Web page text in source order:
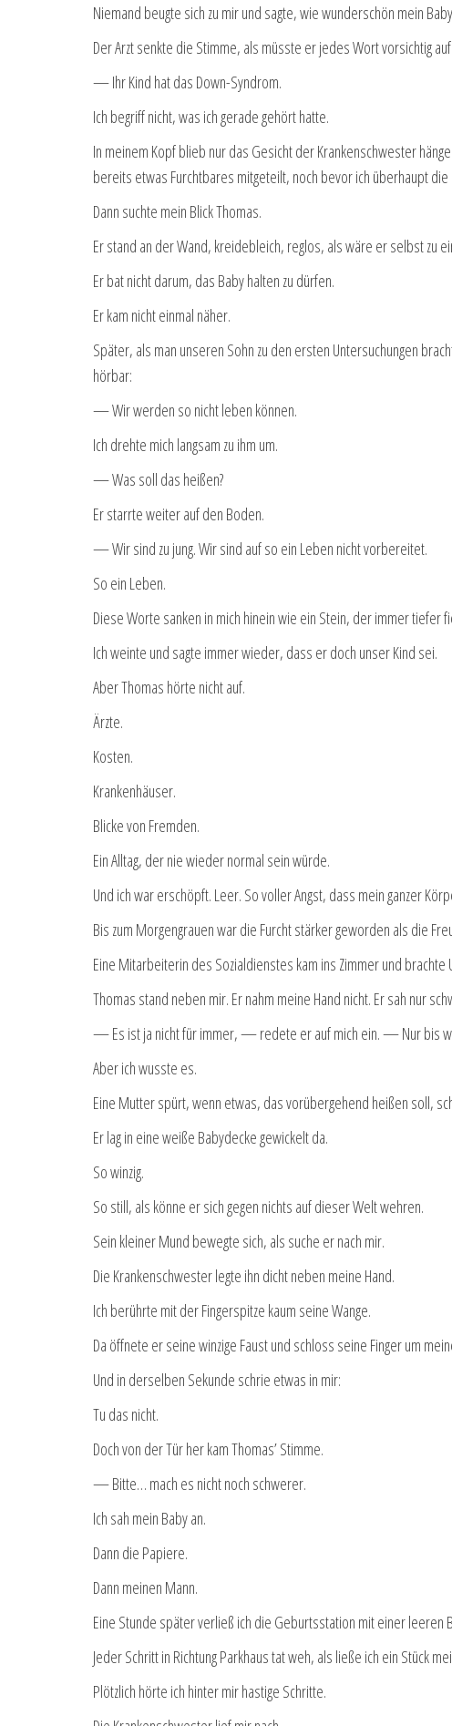
Niemand beugte sich zu mir und sagte, wie wunderschön mein
Der Arzt senkte die Stimme, als müsste er jedes Wort vorsichtig
— Ihr Kind hat das Down-Syndrom.
Ich begriff nicht, was ich gerade gehört hatte.
In meinem Kopf blieb nur das Gesicht der Krankenschwester
bereits etwas Furchtbares mitgeteilt, noch bevor ich überhaupt
Dann suchte mein Blick Thomas.
Er stand an der Wand, kreidebleich, reglos, als wäre er selbst zu
Er bat nicht darum, das Baby halten zu dürfen.
Er kam nicht einmal näher.
Später, als man unseren Sohn zu den ersten Untersuchungen
hörbar:
— Wir werden so nicht leben können.
Ich drehte mich langsam zu ihm um.
— Was soll das heißen?
Er starrte weiter auf den Boden.
— Wir sind zu jung. Wir sind auf so ein Leben nicht vorbereitet.
So ein Leben.
Diese Worte sanken in mich hinein wie ein Stein, der immer tiefer
Ich weinte und sagte immer wieder, dass er doch unser Kind sei.
Aber Thomas hörte nicht auf.
Ärzte.
Kosten.
Krankenhäuser.
Blicke von Fremden.
Ein Alltag, der nie wieder normal sein würde.
Und ich war erschöpft. Leer. So voller Angst, dass mein ganzer
Bis zum Morgengrauen war die Furcht stärker geworden als die
Eine Mitarbeiterin des Sozialdienstes kam ins Zimmer und brachte
Thomas stand neben mir. Er nahm meine Hand nicht. Er sah nur
— Es ist ja nicht für immer, — redete er auf mich ein. — Nur bis
Aber ich wusste es.
Eine Mutter spürt, wenn etwas, das vorübergehend heißen soll,
Er lag in eine weiße Babydecke gewickelt da.
So winzig.
So still, als könne er sich gegen nichts auf dieser Welt wehren.
Sein kleiner Mund bewegte sich, als suche er nach mir.
Die Krankenschwester legte ihn dicht neben meine Hand.
Ich berührte mit der Fingerspitze kaum seine Wange.
Da öffnete er seine winzige Faust und schloss seine Finger um
Und in derselben Sekunde schrie etwas in mir:
Tu das nicht.
Doch von der Tür her kam Thomas’ Stimme.
— Bitte… mach es nicht noch schwerer.
Ich sah mein Baby an.
Dann die Papiere.
Dann meinen Mann.
Eine Stunde später verließ ich die Geburtsstation mit einer leeren
Jeder Schritt in Richtung Parkhaus tat weh, als ließe ich ein Stück
Plötzlich hörte ich hinter mir hastige Schritte.